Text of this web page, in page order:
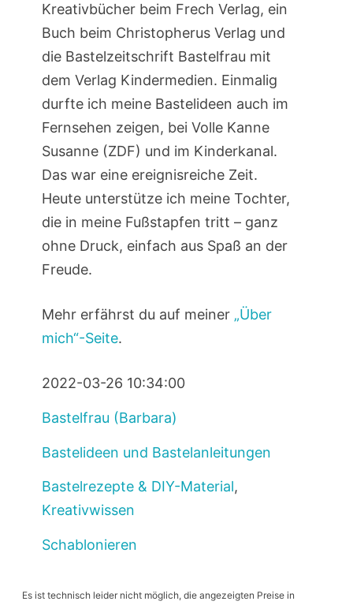
Kreativbücher beim Frech Verlag, ein
Buch beim Christopherus Verlag und
die Bastelzeitschrift Bastelfrau mit
dem Verlag Kindermedien. Einmalig
durfte ich meine Bastelideen auch im
Fernsehen zeigen, bei Volle Kanne
Susanne (ZDF) und im Kinderkanal.
Das war eine ereignisreiche Zeit.
Heute unterstütze ich meine Tochter,
die in meine Fußstapfen tritt – ganz
ohne Druck, einfach aus Spaß an der
Freude.
Mehr erfährst du auf meiner „Über
mich“-Seite.
2022-03-26 10:34:00
Bastelfrau (Barbara)
Bastelideen und Bastelanleitungen
Bastelrezepte & DIY-Material,
Kreativwissen
Schablonieren
Es ist technisch leider nicht möglich, die angezeigten Preise in